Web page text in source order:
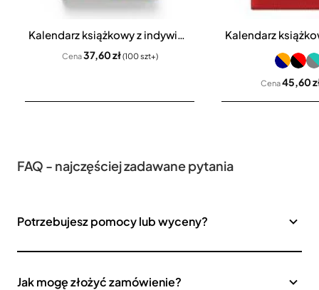
Kalendarz książkowy z indywidualną okładką A4 dzienny
Cena37,60 zł(100 szt+)
Cena45,60
FAQ - najczęściej zadawane pytania
Potrzebujesz pomocy lub wyceny?
Jak mogę złożyć zamówienie?